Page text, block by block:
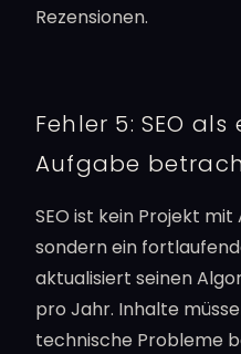
Rezensionen.
Fehler 5: SEO
Aufgabe
SEO ist kein Projekt mit
sondern ein
aktualisiert seinen
pro Jahr. Inhalte
technische Probleme